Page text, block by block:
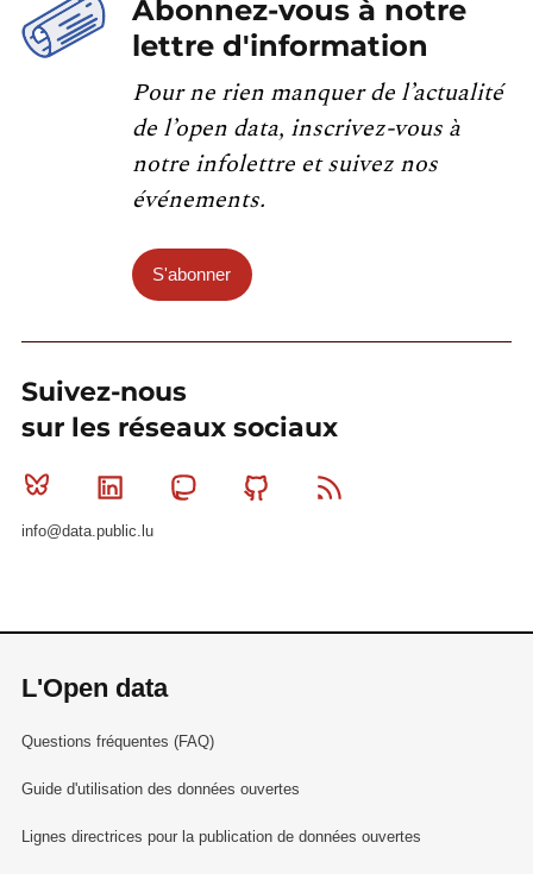
Abonnez-vous à notre
lettre d'information
Pour ne rien manquer de l’actualité
de l’open data, inscrivez-vous à
notre infolettre et suivez nos
événements.
S'abonner
Suivez-nous
sur les réseaux sociaux
Bluesky Linkedin MastodonGithub
info@data.public.lu
L'Open data
Questions fréquentes (FAQ)
Guide d'utilisation des données ouvertes
Lignes directrices pour la publication de données ouvertes